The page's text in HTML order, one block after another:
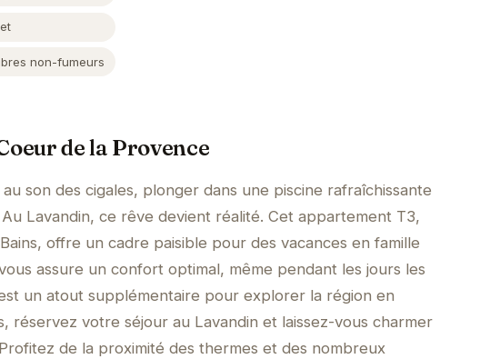
non-fumeurs
de la Provence
son des cigales, plonger dans une piscine rafraîchissante
Lavandin, ce rêve devient réalité. Cet appartement T3,
offre un cadre paisible pour des vacances en famille
assure un confort optimal, même pendant les jours les
un atout supplémentaire pour explorer la région en
réservez votre séjour au Lavandin et laissez-vous charmer
de la proximité des thermes et des nombreux